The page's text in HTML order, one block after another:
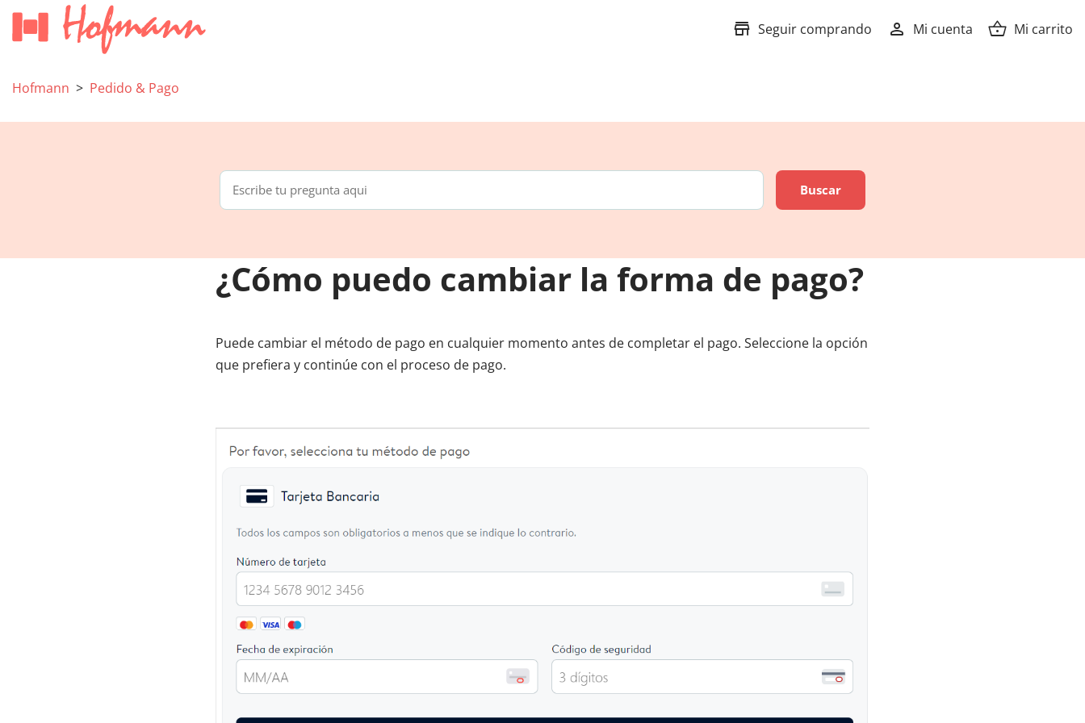
store Seguir comprando person Mi cuenta shopping_basket Mi carrito
Hofmann Pedido & Pago
¿Cómo puedo cambiar la forma de pago?
Puede cambiar el método de pago en cualquier momento antes de completar el pago. Seleccione la opción
que prefiera y continúe con el proceso de pago.